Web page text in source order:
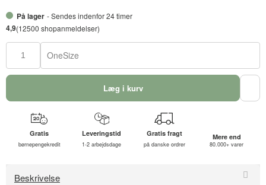
På lager - Sendes indenfor 24 timer
4,9(12500 shopanmeldelser)
OneSize
Læg i kurv
Gratis
børnepengekredit
Leveringstid
1-2 arbejdsdage
Gratis fragt
på danske ordrer
Mere end
80.000+ varer
Beskrivelse